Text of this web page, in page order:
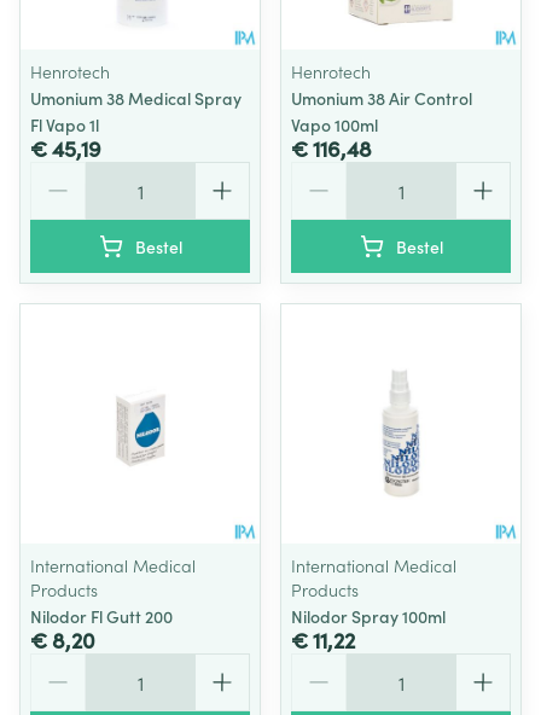
Henrotech
Umonium 38 Medical Spray
Fl Vapo 1l
€ 45,19
Bestel
Henrotech
Umonium 38 Air Control
Vapo 100ml
€ 116,48
Bestel
International Medical
Products
Nilodor Fl Gutt 200
€ 8,20
International Medical
Products
Nilodor Spray 100ml
€ 11,22